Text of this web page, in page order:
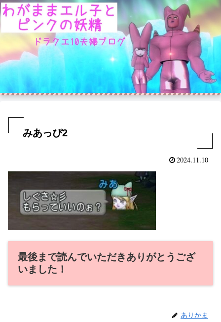
みあっぴ2
2024.11.10
最後まで読んでいただきありがとうござ
いました！
ありかま